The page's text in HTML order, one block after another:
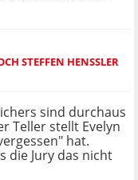
STEFFEN HENSSLER
sind durchaus
Teller stellt Evelyn
hat.
die Jury das nicht